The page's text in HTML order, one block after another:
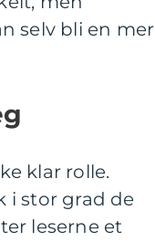
selv bli en mer
klar rolle.
i stor grad de
leserne et